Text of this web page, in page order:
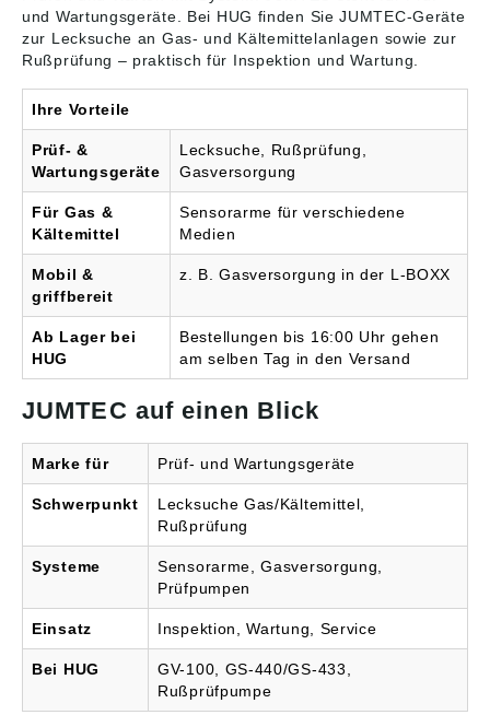
und Wartungsgeräte . Bei HUG finden Sie JUMTEC-Geräte
zur Lecksuche an Gas- und Kältemittelanlagen sowie zur
Rußprüfung – praktisch für Inspektion und Wartung.
Ihre Vorteile
Prüf- &
Wartungsgeräte
Lecksuche, Rußprüfung,
Gasversorgung
Für Gas &
Kältemittel
Sensorarme für verschiedene
Medien
Mobil &
griffbereit
z. B. Gasversorgung in der L-BOXX
Ab Lager bei
HUG
Bestellungen bis 16:00 Uhr gehen
am selben Tag in den Versand
JUMTEC auf einen Blick
Marke für Prüf- und Wartungsgeräte
Schwerpunkt
Lecksuche Gas/Kältemittel,
Rußprüfung
Systeme
Sensorarme, Gasversorgung,
Prüfpumpen
Einsatz Inspektion, Wartung, Service
Bei HUG
GV-100, GS-440/GS-433,
Rußprüfpumpe